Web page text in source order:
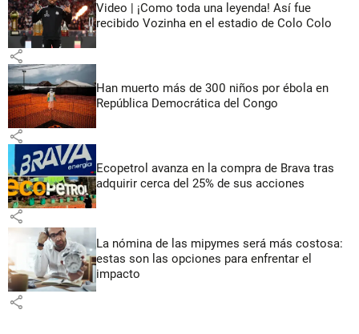
Video | ¡Como toda una leyenda! Así fue
recibido Vozinha en el estadio de Colo Colo
share
Han muerto más de 300 niños por ébola en
República Democrática del Congo
share
Ecopetrol avanza en la compra de Brava tras
adquirir cerca del 25% de sus acciones
share
La nómina de las mipymes será más costosa:
estas son las opciones para enfrentar el
impacto
share